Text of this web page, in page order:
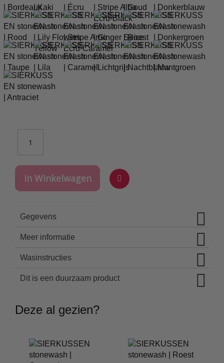
In Winkelwagen
Gegevens
Meer informatie
Wasinstructies
Dit is een duurzaam product
Deze al gezien?